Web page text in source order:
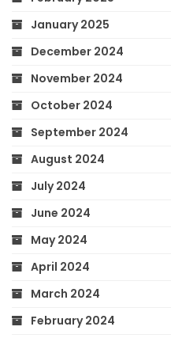
January 2025
December 2024
November 2024
October 2024
September 2024
August 2024
July 2024
June 2024
May 2024
April 2024
March 2024
February 2024